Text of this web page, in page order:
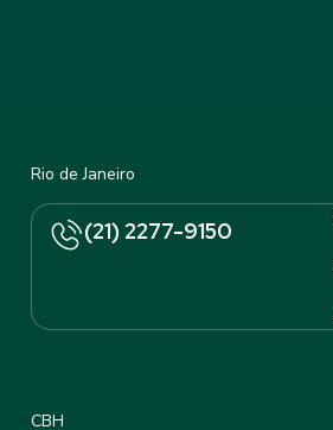
Rio de Janeiro
(21) 2277-9150
CBH